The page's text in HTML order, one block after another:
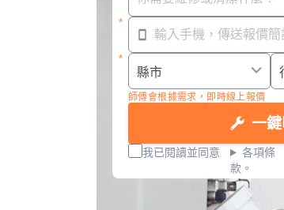
師傅會根據需求，即時線上報價
一
我已閱讀並同意
各項條
款。